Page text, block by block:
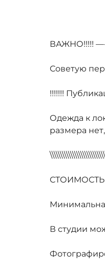
ВАЖНО!!!!!
Советую
!!!!!!!
Одежда к
размера
СТОИМОСТЬ
В студии